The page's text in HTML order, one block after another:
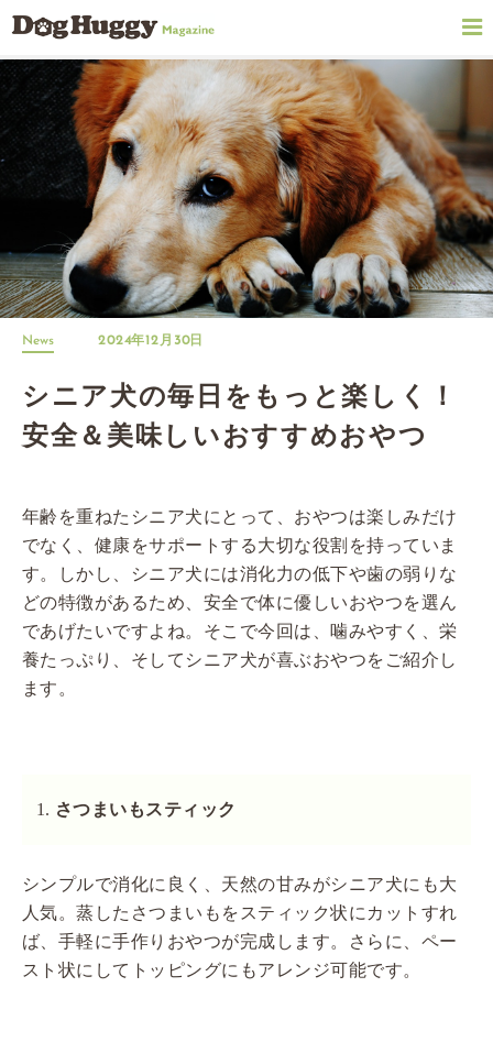
News 2024年12月30日
シニア犬の毎日をもっと楽しく！
安全＆美味しいおすすめおやつ
年齢を重ねたシニア犬にとって、おやつは楽しみだけ
でなく、健康をサポートする大切な役割を持っていま
す。しかし、シニア犬には消化力の低下や歯の弱りな
どの特徴があるため、安全で体に優しいおやつを選ん
であげたいですよね。そこで今回は、噛みやすく、栄
養たっぷり、そしてシニア犬が喜ぶおやつをご紹介し
ます。
さつまいもスティック
シンプルで消化に良く、天然の甘みがシニア犬にも大
人気。蒸したさつまいもをスティック状にカットすれ
ば、手軽に手作りおやつが完成します。さらに、ペー
スト状にしてトッピングにもアレンジ可能です。